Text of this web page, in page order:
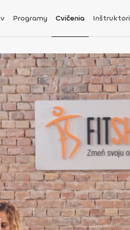
Programy Cvičenia Inštruktori